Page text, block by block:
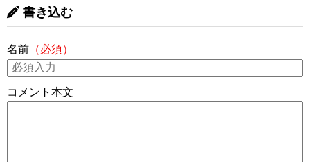
書き込む
名前 （必須）
コメント本文